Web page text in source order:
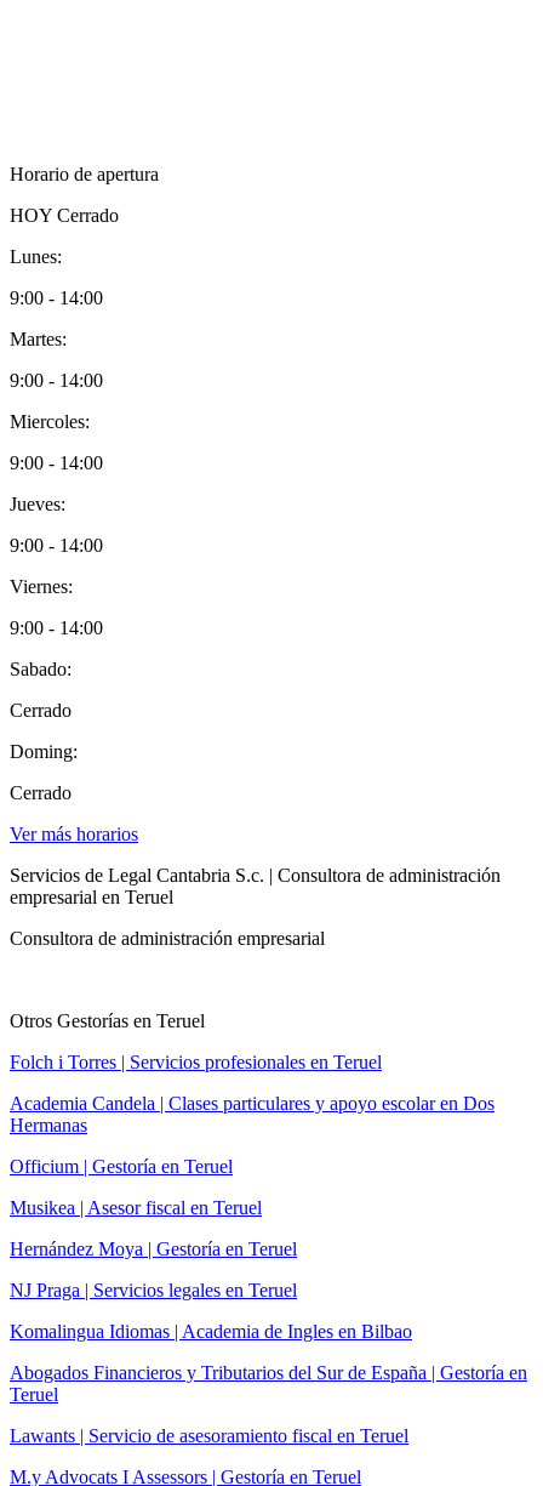
Horario de apertura
HOY Cerrado
Lunes:
9:00 - 14:00
Martes:
9:00 - 14:00
Miercoles:
9:00 - 14:00
Jueves:
9:00 - 14:00
Viernes:
9:00 - 14:00
Sabado:
Cerrado
Doming:
Cerrado
Ver más horarios
Servicios de Legal Cantabria S.c. | Consultora de administración
empresarial en Teruel
Consultora de administración empresarial
Otros Gestorías en Teruel
Folch i Torres | Servicios profesionales en Teruel
Academia Candela | Clases particulares y apoyo escolar en Dos
Hermanas
Officium | Gestoría en Teruel
Musikea | Asesor fiscal en Teruel
Hernández Moya | Gestoría en Teruel
NJ Praga | Servicios legales en Teruel
Komalingua Idiomas | Academia de Ingles en Bilbao
Abogados Financieros y Tributarios del Sur de España | Gestoría en
Teruel
Lawants | Servicio de asesoramiento fiscal en Teruel
M.y Advocats I Assessors | Gestoría en Teruel